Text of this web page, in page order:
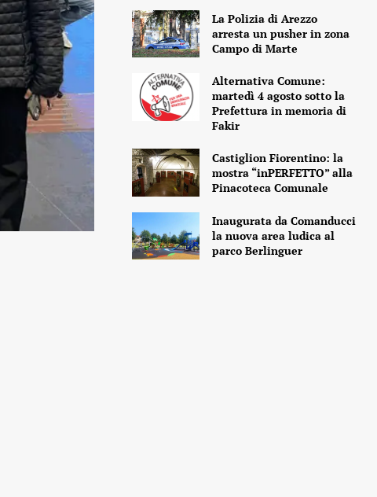
La Polizia di Arezzo
arresta un pusher in zona
Campo di Marte
Alternativa Comune:
martedì 4 agosto sotto la
Prefettura in memoria di
Fakir
Castiglion Fiorentino: la
mostra “inPERFETTO” alla
Pinacoteca Comunale
Inaugurata da Comanducci
la nuova area ludica al
parco Berlinguer